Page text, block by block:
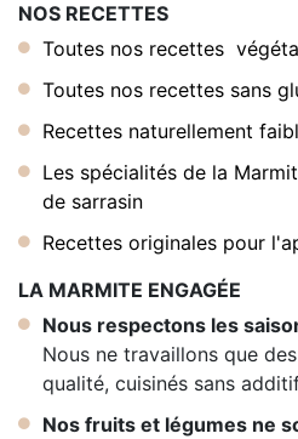
NOS RECETTES
Toutes nos recettes
Toutes nos recettes sans
Recettes naturellement
Les spécialités de la
de sarrasin
Recettes originales pour
LA MARMITE ENGAGÉE
Nous respectons les
Nous ne travaillons que
qualité, cuisinés sans
Nos fruits et légumes ne